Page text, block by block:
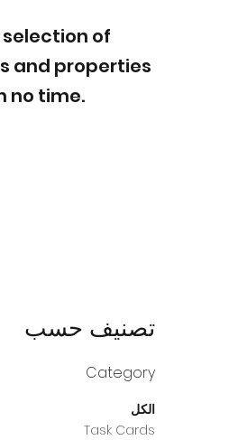
of
and properties
no time.
تصنيف حسب
Category
الكل
Task Cards